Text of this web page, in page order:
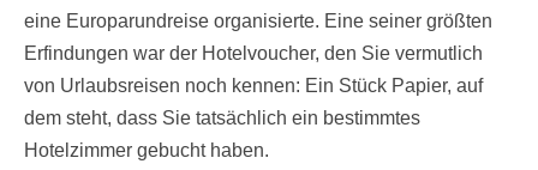
eine Europarundreise organisierte. Eine seiner größten
Erfindungen war der Hotelvoucher, den Sie vermutlich
von Urlaubsreisen noch kennen: Ein Stück Papier, auf
dem steht, dass Sie tatsächlich ein bestimmtes
Hotelzimmer gebucht haben.